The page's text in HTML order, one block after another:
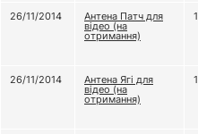
26/11/2014
Антена Патч для
відео (на
отримання)
1
26/11/2014
Антена Ягі для
відео (на
отримання)
1